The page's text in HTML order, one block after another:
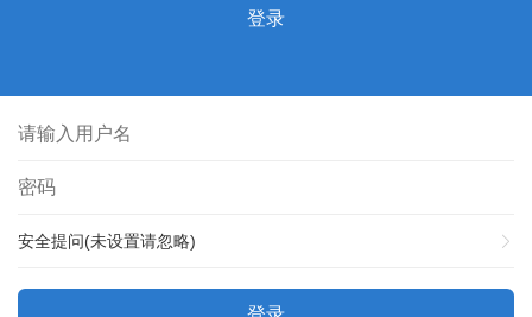
登录
安全提问(未设置请忽略)